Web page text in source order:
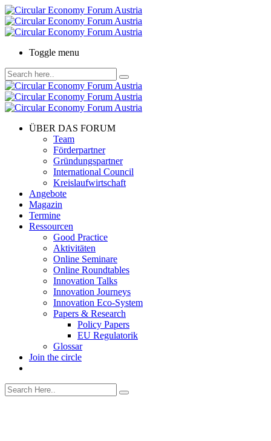
Toggle menu
ÜBER DAS FORUM
Team
Förderpartner
Gründungspartner
International Council
Kreislaufwirtschaft
Angebote
Magazin
Termine
Ressourcen
Good Practice
Aktivitäten
Online Seminare
Online Roundtables
Innovation Talks
Innovation Journeys
Innovation Eco-System
Papers & Research
Policy Papers
EU Regulatorik
Glossar
Join the circle